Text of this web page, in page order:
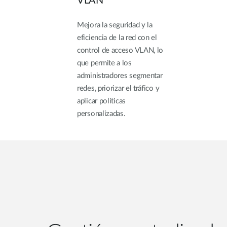
Mejora la seguridad y la
eficiencia de la red con el
control de acceso VLAN, lo
que permite a los
administradores segmentar
redes, priorizar el tráfico y
aplicar políticas
personalizadas.